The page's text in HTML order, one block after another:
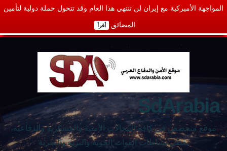
المواجهة الأميركية مع إيران لن تنتهي هذا العام وقد تتحول حملة دولية لتأمين
المضائق أقرأ
SdArabia
موقع متخصص في كافة المجالات الأمنية والعسكرية والدفاعية،
يغطي نشاطات القوات الجوية والبرية والبحرية